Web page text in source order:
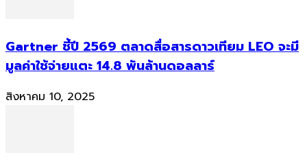
Gartner ชี้ปี 2569 ตลาดสื่อสารดาวเทียม LEO จะมี
มูลค่าใช้จ่ายแตะ 14.8 พันล้านดอลลาร์
สิงหาคม 10, 2025